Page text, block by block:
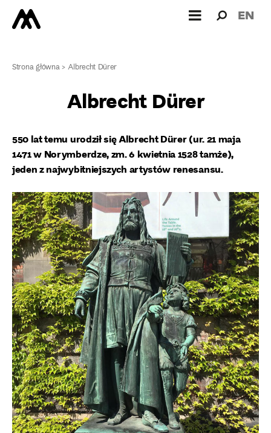
dla: EN
Strona główna>Albrecht Dürer
Albrecht Dürer
550 lat temu urodził się Albrecht Dürer (ur. 21 maja
1471 w Norymberdze, zm. 6 kwietnia 1528 tamże),
jeden z najwybitniejszych artystów renesansu.